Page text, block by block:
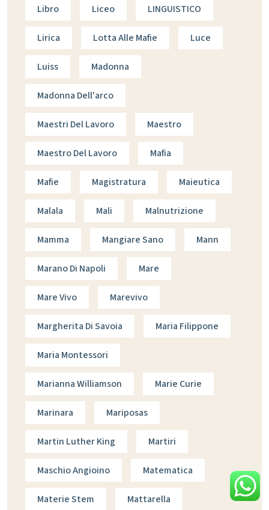
Libro Liceo LINGUISTICO
Lirica Lotta Alle Mafie Luce
Luiss Madonna
Madonna Dell'arco
Maestri Del Lavoro Maestro
Maestro Del Lavoro Mafia
Mafie Magistratura Maieutica
Malala Mali Malnutrizione
Mamma Mangiare Sano Mann
Marano Di Napoli Mare
Mare Vivo Marevivo
Margherita Di Savoia Maria Filippone
Maria Montessori
Marianna Williamson Marie Curie
Marinara Mariposas
Martin Luther King Martiri
Maschio Angioino Matematica
Materie Stem Mattarella